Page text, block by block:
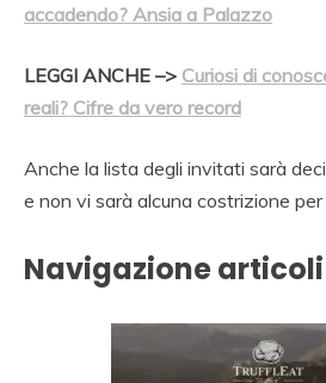
accadendo? Ansia a Palazzo
LEGGI ANCHE –> Curiosi di
reali? Cifre da vero record
Anche la lista degli invitati sarà
e non vi sarà alcuna costrizione per
Navigazione articoli